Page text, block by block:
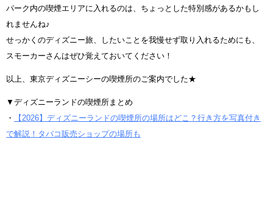
パーク内の喫煙エリアに入れるのは、ちょっとした特別感があるかもし
れませんね♪
せっかくのディズニー旅、したいことを我慢せず取り入れるためにも、
スモーカーさんはぜひ覚えておいてください！
以上、東京ディズニーシーの喫煙所のご案内でした★
▼ディズニーランドの喫煙所まとめ
・
【2026】ディズニーランドの喫煙所の場所はどこ？行き方を写真付き
で解説！タバコ販売ショップの場所も